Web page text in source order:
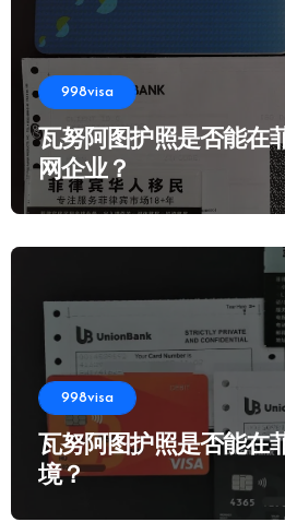
998visa
瓦努阿图护照是否能在
网企业？
998visa
瓦努阿图护照是否能在
境？